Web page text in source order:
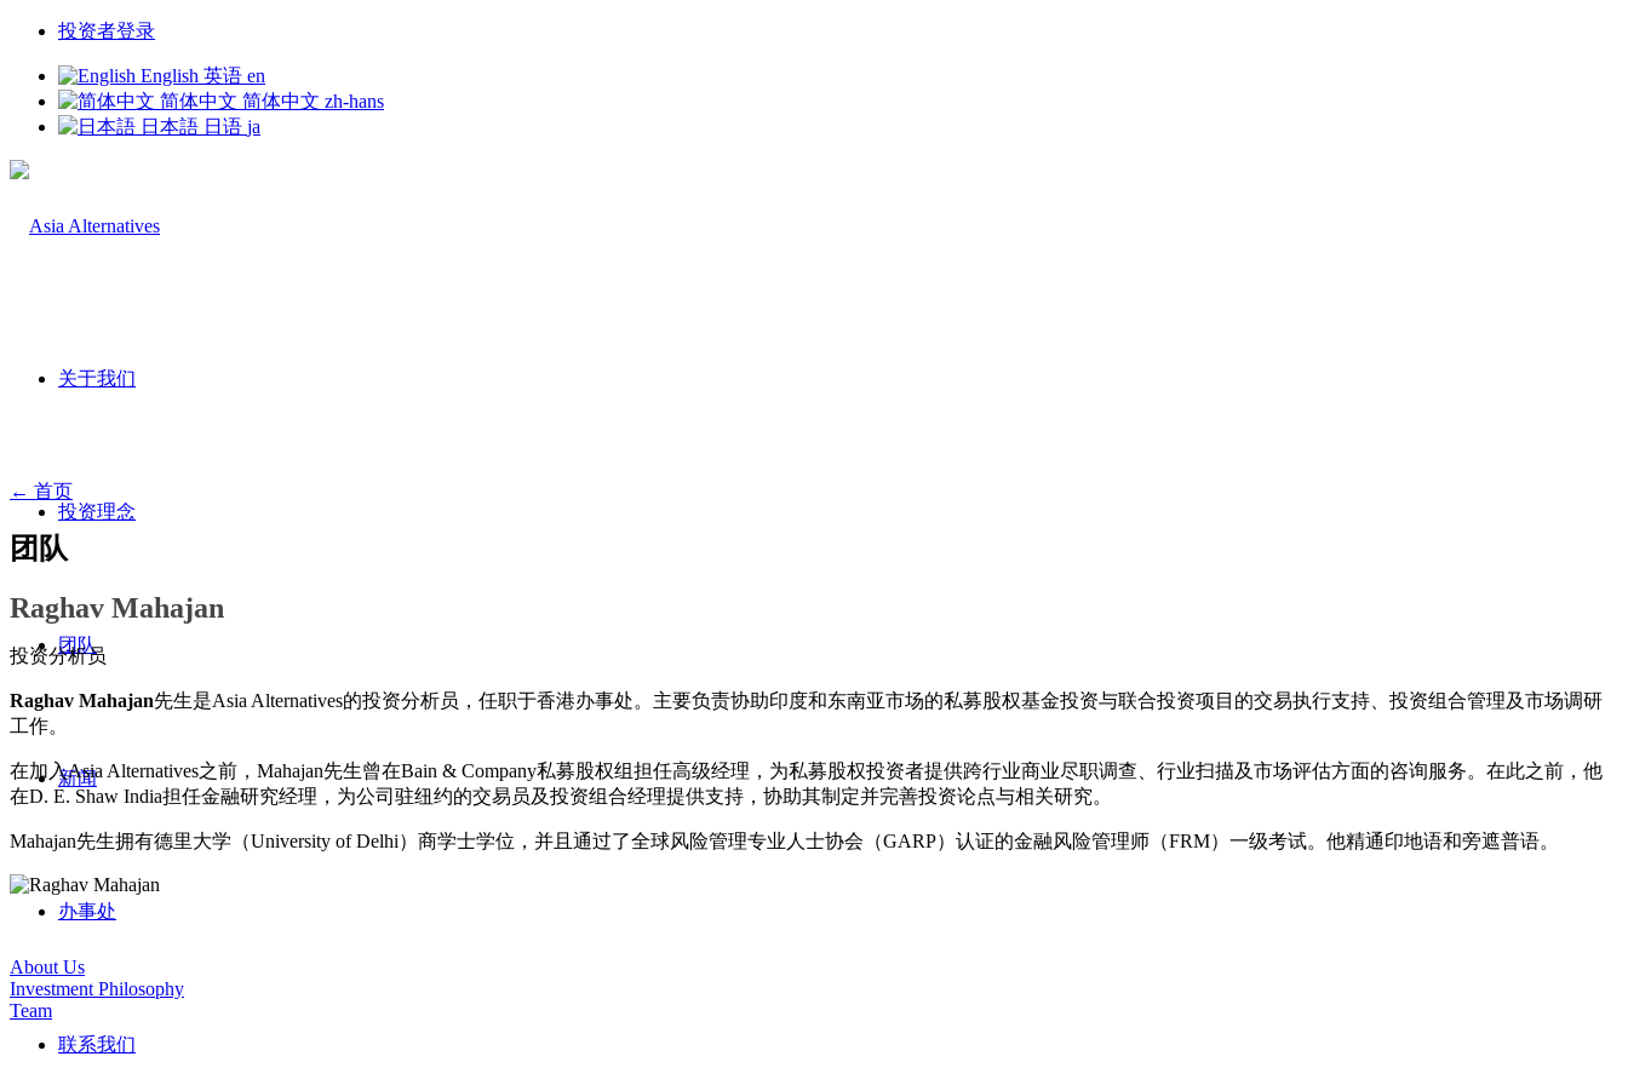
投资者登录
English 英语 en
简体中文 简体中文 zh-hans
日本語 日语 ja
关于我们
投资理念
团队
新闻
办事处
联系我们
← 首页
团队
Raghav Mahajan
投资分析员
Raghav Mahajan先生是Asia Alternatives的投资分析员，任职于香港办事处。主要负责协助印度和东南亚市场的私募股权基金投资与联合投资项目的交易执行支持、投资组合管理及市场调研
工作。
在加入Asia Alternatives之前，Mahajan先生曾在Bain & Company私募股权组担任高级经理，为私募股权投资者提供跨行业商业尽职调查、行业扫描及市场评估方面的咨询服务。在此之前，他
在D. E. Shaw India担任金融研究经理，为公司驻纽约的交易员及投资组合经理提供支持，协助其制定并完善投资论点与相关研究。
Mahajan先生拥有德里大学（University of Delhi）商学士学位，并且通过了全球风险管理专业人士协会（GARP）认证的金融风险管理师（FRM）一级考试。他精通印地语和旁遮普语。
About Us
Investment Philosophy
Team